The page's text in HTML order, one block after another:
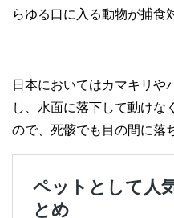
らゆる口に入る動物が捕食
日本においてはカマキリや
し、水面に落下して動けな
ので、死骸でも目の間に落